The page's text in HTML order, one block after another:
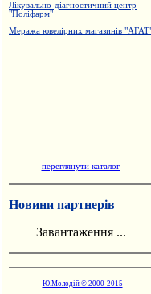
Лікувально-діагностичний центр
"Поліфарм"
Меража ювелірних магазинів
переглянути каталог
Новини партнерів
Завантаження ...
Ю.Молодій © 2000-2015